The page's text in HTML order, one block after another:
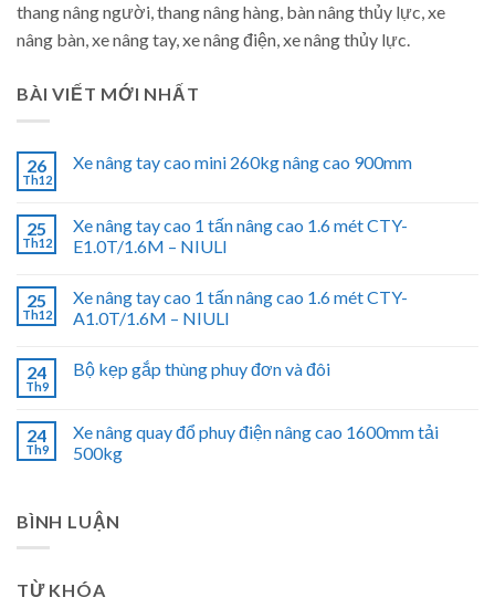
thang nâng người, thang nâng hàng, bàn nâng thủy lực, xe
nâng bàn, xe nâng tay, xe nâng điện, xe nâng thủy lực.
BÀI VIẾT MỚI NHẤT
26
Th12
Xe nâng tay cao mini 260kg nâng cao 900mm
25
Th12
Xe nâng tay cao 1 tấn nâng cao 1.6 mét CTY-
E1.0T/1.6M – NIULI
25
Th12
Xe nâng tay cao 1 tấn nâng cao 1.6 mét CTY-
A1.0T/1.6M – NIULI
24
Th9
Bộ kẹp gắp thùng phuy đơn và đôi
24
Th9
Xe nâng quay đổ phuy điện nâng cao 1600mm tải
500kg
BÌNH LUẬN
TỪ KHÓA